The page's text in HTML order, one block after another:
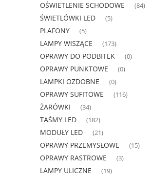
OŚWIETLENIE SCHODOWE (84)
ŚWIETLÓWKI LED (5)
PLAFONY (5)
LAMPY WISZĄCE (173)
OPRAWY DO PODBITEK (0)
OPRAWY PUNKTOWE (0)
LAMPKI OZDOBNE (0)
OPRAWY SUFITOWE (116)
ŻARÓWKI (34)
TAŚMY LED (182)
MODUŁY LED (21)
OPRAWY PRZEMYSŁOWE (15)
OPRAWY RASTROWE (3)
LAMPY ULICZNE (19)